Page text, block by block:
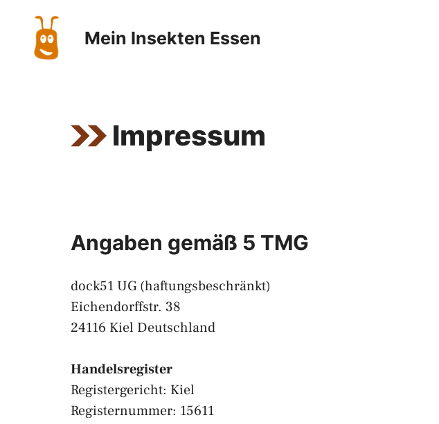
springen
Mein Insekten Essen
Impressum
Angaben gemäß 5 TMG
dock51 UG (haftungsbeschränkt)
Eichendorffstr. 38
24116 Kiel Deutschland
Handelsregister
Registergericht: Kiel
Registernummer: 15611